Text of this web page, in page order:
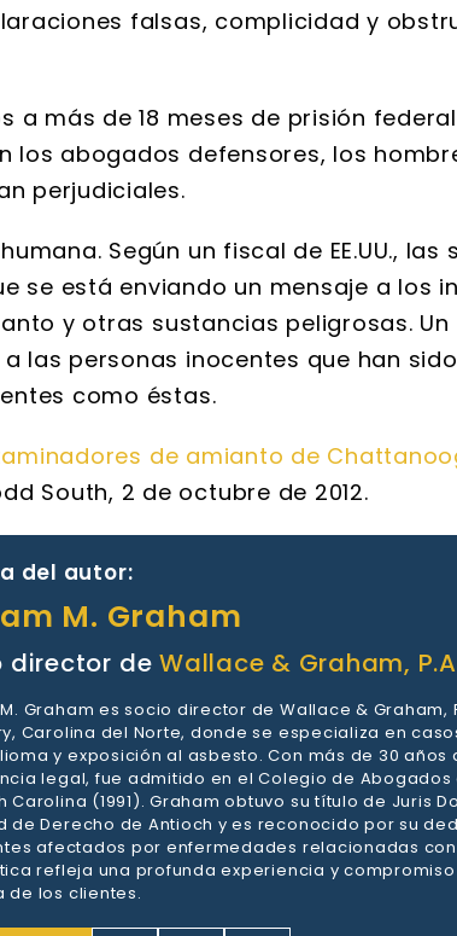
falsas, complicidad y
a más de 18 meses de prisión
los abogados defensores, los
perjudiciales.
Según un fiscal de EE.UU., las
se está enviando un mensaje a los
y otras sustancias peligrosas.
las personas inocentes que han
como éstas.
de amianto de
South, 2 de octubre de 2012.
del autor:
M. Graham
director deWallace & Graham,
Graham es socio director de Wallace & Graham,
Carolina del Norte, donde se especializa en
y exposición al asbesto. Con más de 30 años
legal, fue admitido en el Colegio de Abogados
Carolina (1991). Graham obtuvo su título de Juris
de Derecho de Antioch y es reconocido por su
afectados por enfermedades relacionadas
refleja una profunda experiencia y
de los clientes.